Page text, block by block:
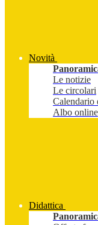
Novità
Le notizie
Le circolari
Calendario
Albo online
Didattica